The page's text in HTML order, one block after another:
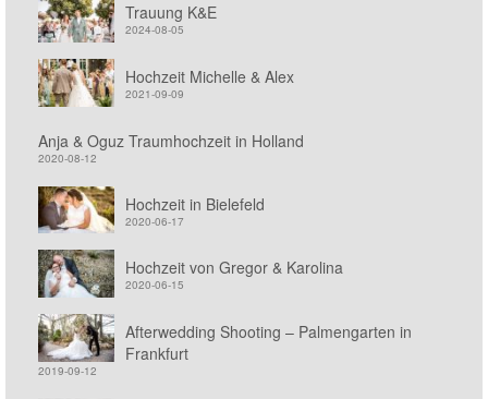
Trauung K&E
2024-08-05
Hochzeit Michelle & Alex
2021-09-09
Anja & Oguz Traumhochzeit in Holland
2020-08-12
Hochzeit in Bielefeld
2020-06-17
Hochzeit von Gregor & Karolina
2020-06-15
Afterwedding Shooting – Palmengarten in
Frankfurt
2019-09-12